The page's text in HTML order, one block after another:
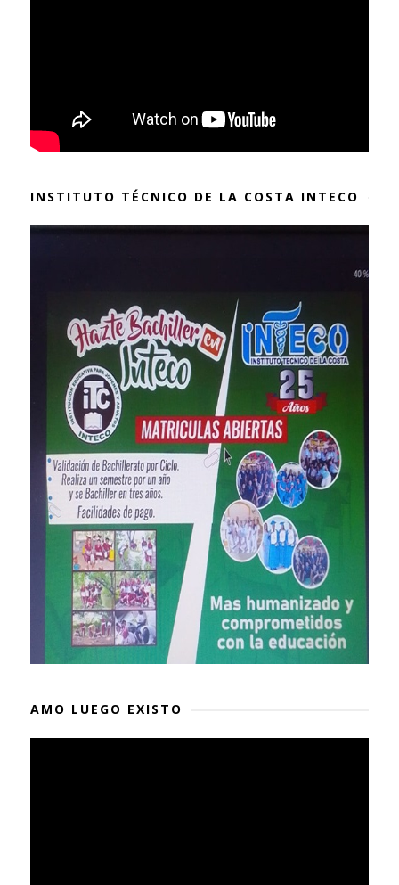
INSTITUTO TÉCNICO DE LA COSTA INTECO
AMO LUEGO EXISTO